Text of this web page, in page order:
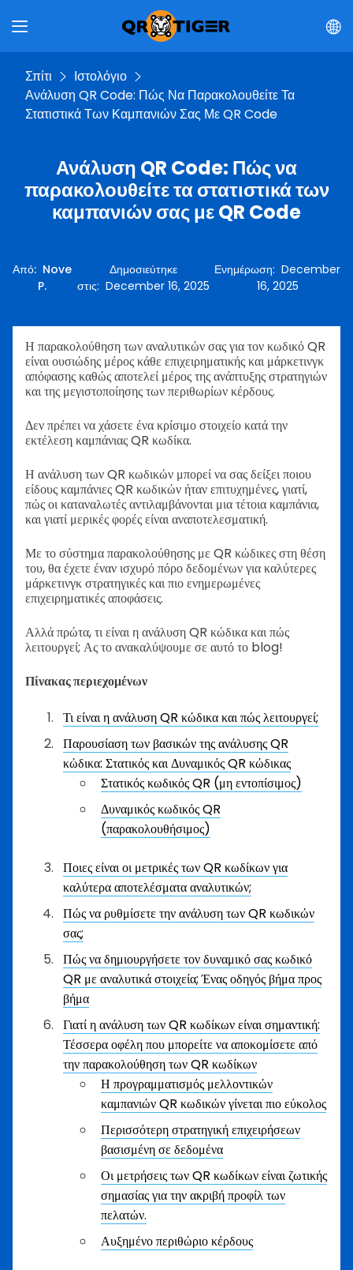
Σπίτι
Ιστολόγιο
Ανάλυση QR Code: Πώς Να Παρακολουθείτε Τα
Στατιστικά Των Καμπανιών Σας Με QR Code
Ανάλυση QR Code: Πώς να
παρακολουθείτε τα στατιστικά των
καμπανιών σας με QR Code
Από: Nove
P.
Δημοσιεύτηκε
στις: December 16, 2025
Ενημέρωση: December
16, 2025
Η παρακολούθηση των αναλυτικών σας για τον κωδικό QR
είναι ουσιώδης μέρος κάθε επιχειρηματικής και μάρκετινγκ
απόφασης καθώς αποτελεί μέρος της ανάπτυξης στρατηγιών
και της μεγιστοποίησης των περιθωρίων κέρδους.
Δεν πρέπει να χάσετε ένα κρίσιμο στοιχείο κατά την
εκτέλεση καμπάνιας QR κωδίκα.
Η ανάλυση των QR κωδικών μπορεί να σας δείξει ποιου
είδους καμπάνιες QR κωδικών ήταν επιτυχημένες, γιατί,
πώς οι καταναλωτές αντιλαμβάνονται μια τέτοια καμπάνια,
και γιατί μερικές φορές είναι αναποτελεσματική.
Με το σύστημα παρακολούθησης με QR κώδικες στη θέση
του, θα έχετε έναν ισχυρό πόρο δεδομένων για καλύτερες
μάρκετινγκ στρατηγικές και πιο ενημερωμένες
επιχειρηματικές αποφάσεις.
Αλλά πρώτα, τι είναι η ανάλυση QR κώδικα και πώς
λειτουργεί; Ας το ανακαλύψουμε σε αυτό το blog!
Πίνακας περιεχομένων
Τι είναι η ανάλυση QR κώδικα και πώς λειτουργεί;
Παρουσίαση των βασικών της ανάλυσης QR
κώδικα: Στατικός και Δυναμικός QR κώδικας
Στατικός κωδικός QR (μη εντοπίσιμος)
Δυναμικός κωδικός QR
(παρακολουθήσιμος)
Ποιες είναι οι μετρικές των QR κωδίκων για
καλύτερα αποτελέσματα αναλυτικών;
Πώς να ρυθμίσετε την ανάλυση των QR κωδικών
σας;
Πώς να δημιουργήσετε τον δυναμικό σας κωδικό
QR με αναλυτικά στοιχεία; Ένας οδηγός βήμα προς
βήμα
Γιατί η ανάλυση των QR κωδίκων είναι σημαντική:
Τέσσερα οφέλη που μπορείτε να αποκομίσετε από
την παρακολούθηση των QR κωδίκων
Η προγραμματισμός μελλοντικών
καμπανιών QR κωδικών γίνεται πιο εύκολος
Περισσότερη στρατηγική επιχειρήσεων
βασισμένη σε δεδομένα
Οι μετρήσεις των QR κωδίκων είναι ζωτικής
σημασίας για την ακριβή προφίλ των
πελατών.
Αυξημένο περιθώριο κέρδους